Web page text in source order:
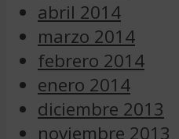
abril 2014
marzo 2014
febrero 2014
enero 2014
diciembre 2013
noviembre 2013